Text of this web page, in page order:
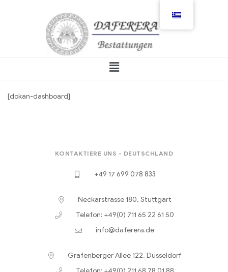
[dokan-dashboard]
KONTAKTIERE UNS - DEUTSCHLAND
+49 17 699 078 833
Neckarstrasse 180, Stuttgart
Telefon: +49(0) 711 65 22 61 50
info@daferera.de
Grafenberger Allee 122, Düsseldorf